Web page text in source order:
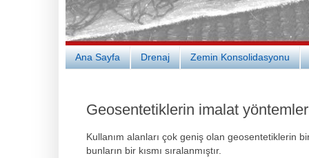
Ana Sayfa Drenaj Zemin Konsolidasyonu
Geosentetiklerin imalat
Kullanım alanları çok geniş olan geosentetiklerin
bunların bir kısmı sıralanmıştır.